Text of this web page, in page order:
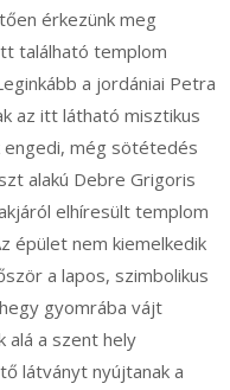
érkezünk meg
található templom
a jordániai Petra
az itt látható misztikus
még sötétedés
alakú Debre Grigoris
elhíresült templom
épület nem kiemelkedik
a lapos, szimbolikus
gyomrába vájt
alá a szent hely
látványt nyújtanak a